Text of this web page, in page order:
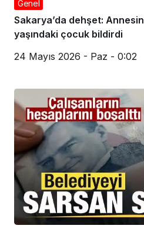
Genel
Sakarya’da dehşet:
yaşındaki çocuk bildirdi
24 Mayıs 2026 - Paz - 0:02